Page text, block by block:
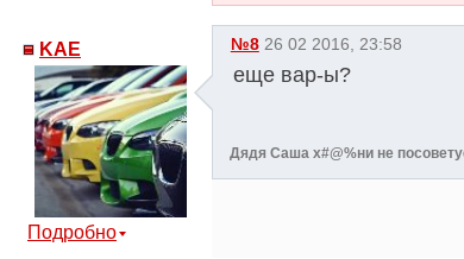
KAE
Подробно
№8 26 02 2016, 23:58
еще вар-ы?
Дядя Саша х#@%ни не